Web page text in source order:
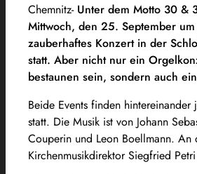
Chemnitz- Unter dem Motto 30 &
Mittwoch, den 25. September
zauberhaftes Konzert in der
statt. Aber nicht nur ein
bestaunen sein, sondern auch
Beide Events finden
statt. Die Musik ist von Johann
Couperin und Leon Boellmann. An
Kirchenmusikdirektor Siegfried